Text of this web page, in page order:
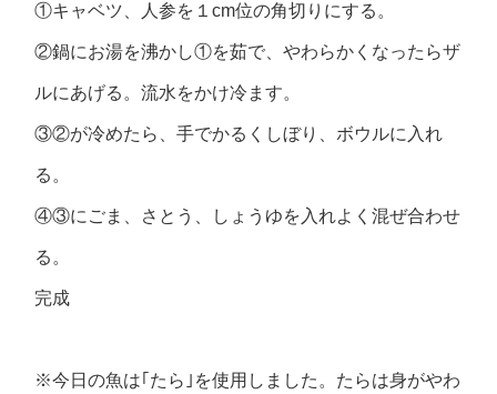
①キャベツ、人参を１cm位の角切りにする。
②鍋にお湯を沸かし①を茹で、やわらかくなったらザ
ルにあげる。流水をかけ冷ます。
③②が冷めたら、手でかるくしぼり、ボウルに入れ
る。
④③にごま、さとう、しょうゆを入れよく混ぜ合わせ
る。
完成
※今日の魚は｢たら｣を使用しました。たらは身がやわ